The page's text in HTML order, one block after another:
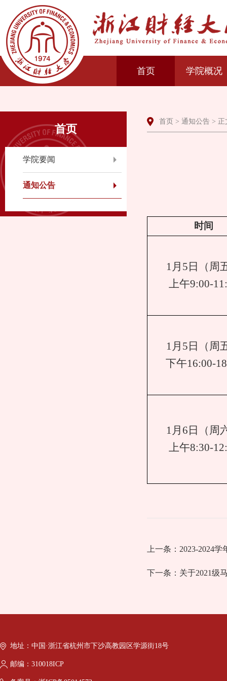
首页 学院概况
首页
学院要闻
通知公告
首页 > 通知公告 > 正
时间
1月5日（周
上午9:00-
1月5日（周
下午16:00-
1月6日（周
上午8:30-12:
上一条： 2023-2024
下一条： 关于2021级
地址：中国·浙江省杭州市下沙高教园区学源街18号
邮编：310018ICP